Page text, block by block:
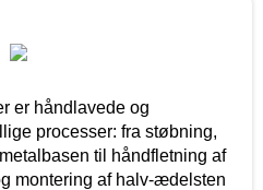
er håndlavede og
processer: fra støbning,
til håndfletning af
montering af halv-ædelsten